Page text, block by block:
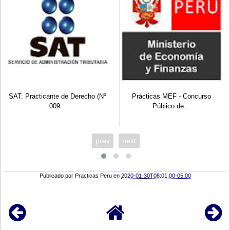
Prácticas MEF - Concurso
Público de...
SUNARP TRUJILLO: (05)
Practicantes ...
prev next
Publicado porPracticas Peru en2020-01-30T08:01:00-05:00